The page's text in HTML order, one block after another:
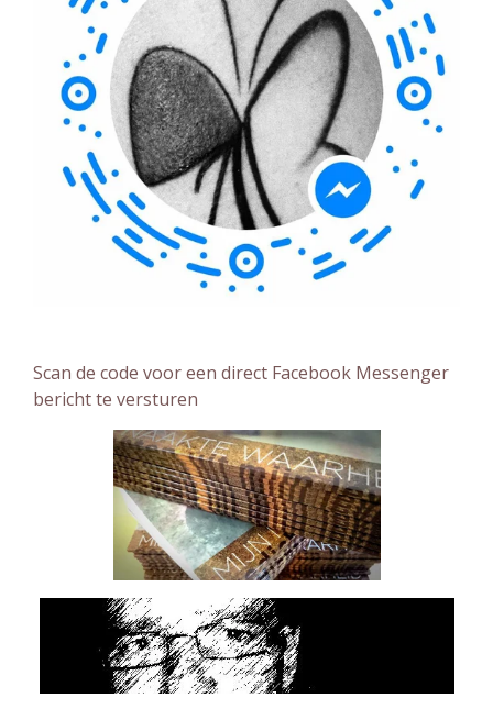
Scan de code voor een direct Facebook Messenger
bericht te versturen